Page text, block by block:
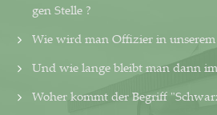
gen Stelle ?
Wie wird man Offizier in unserem
Und wie lange bleibt man dann
Woher kommt der Begriff